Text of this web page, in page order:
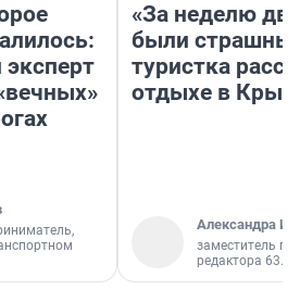
«За неделю
были
туристка
отдыхе в
Александра
заместитель
редактора 63.RU